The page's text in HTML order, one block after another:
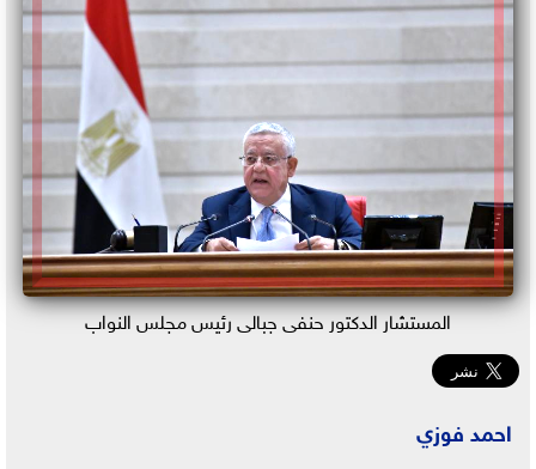
المستشار الدكتور حنفى جبالى رئيس مجلس النواب
احمد فوزي